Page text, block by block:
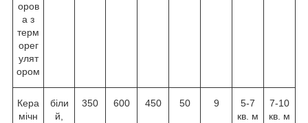
оров
а з
терм
орег
улят
ором
Кера
мічн
біли
й,
350 600 450 50 9
5-7
кв. м
7-10
кв. м